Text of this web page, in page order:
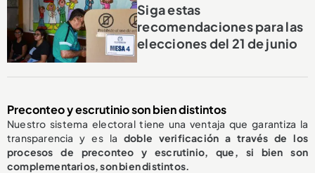
Siga estas
recomendaciones para las
elecciones del 21 de junio
Preconteo y escrutinio son bien distintos
Nuestro sistema electoral tiene una ventaja que garantiza la
transparencia y es la doble verificación a través de los
procesos de preconteo y escrutinio, que, si bien son
complementarios, son bien distintos.